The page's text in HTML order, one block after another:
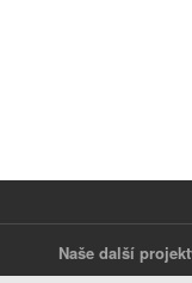
Naše další